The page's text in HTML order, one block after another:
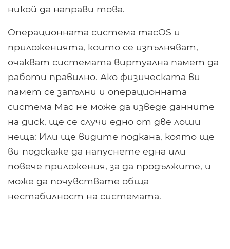
никой да направи това.
Операционната система macOS и
приложенията, които се изпълняват,
очакват системата виртуална памет да
работи правилно. Ако физическата ви
памет се запълни и операционната
система Mac не може да изведе данните
на диск, ще се случи едно от две лоши
неща: Или ще видите подкана, която ще
ви подскаже да напуснете една или
повече приложения, за да продължите, и
може да почувствате обща
нестабилност на системата.